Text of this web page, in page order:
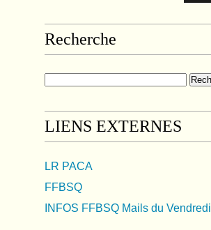
Recherche
LIENS EXTERNES
LR PACA
FFBSQ
INFOS FFBSQ Mails du Vendredi